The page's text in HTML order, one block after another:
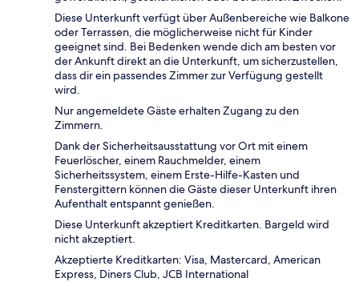
Diese Unterkunft verfügt über Außenbereiche wie Balkone
oder Terrassen, die möglicherweise nicht für Kinder
geeignet sind. Bei Bedenken wende dich am besten vor
der Ankunft direkt an die Unterkunft, um sicherzustellen,
dass dir ein passendes Zimmer zur Verfügung gestellt
wird.
Nur angemeldete Gäste erhalten Zugang zu den
Zimmern.
Dank der Sicherheitsausstattung vor Ort mit einem
Feuerlöscher, einem Rauchmelder, einem
Sicherheitssystem, einem Erste-Hilfe-Kasten und
Fenstergittern können die Gäste dieser Unterkunft ihren
Aufenthalt entspannt genießen.
Diese Unterkunft akzeptiert Kreditkarten. Bargeld wird
nicht akzeptiert.
Akzeptierte Kreditkarten: Visa, Mastercard, American
Express, Diners Club, JCB International